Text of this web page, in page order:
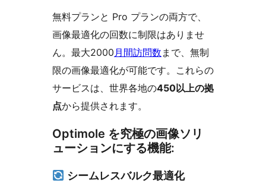
無料プランと Pro プランの両方で、
画像最適化の回数に制限はありませ
ん。最大2000月間訪問数 まで、無制
限の画像最適化が可能です。これらの
サービスは、世界各地の450以上の拠
点から提供されます。
Optimole を究極の画像ソリ
ューションにする機能:
シームレスバルク最適化